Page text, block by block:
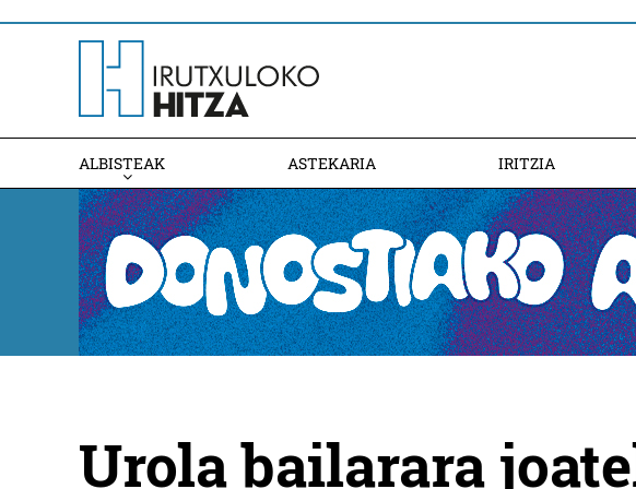
ALBISTEAK ASTEKARIA IRITZIA
Urola bailarara